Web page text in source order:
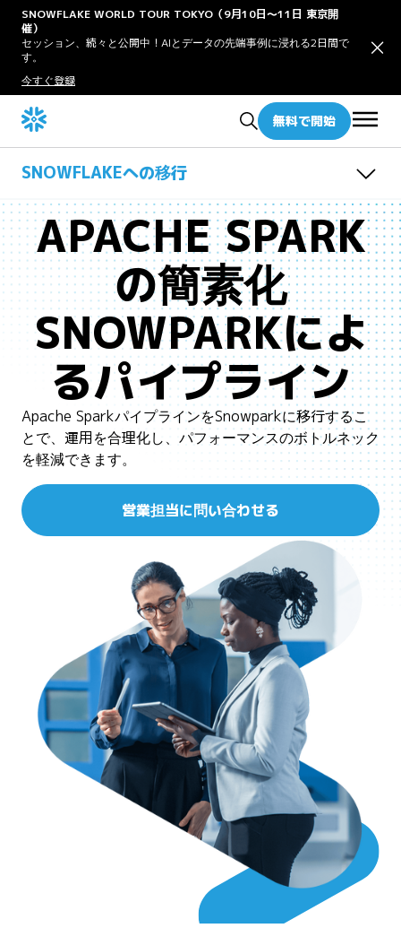
SNOWFLAKE WORLD TOUR TOKYO（9月10日〜11日 東京開
催）
セッション、続々と公開中！AIとデータの先端事例に浸れる2日間で
す。
今すぐ登録
無料で開始
SNOWFLAKEへの移行
概要
ガイド
SQL ServerからSnowflakeへの移行
TeradataからSnowflakeへの移行
SparkからSnowparkへの移行
Snowflakeへのデータウェアハウス移行プロセス
Amazon RedshiftからSnowflakeへの移行
ツール
モダナイゼーション
仮想化
移行パートナー
APACHE SPARK
の簡素化
SNOWPARKによ
るパイプライン
Apache SparkパイプラインをSnowparkに移行するこ
とで、運用を合理化し、パフォーマンスのボトルネック
を軽減できます。
営業担当に問い合わせる